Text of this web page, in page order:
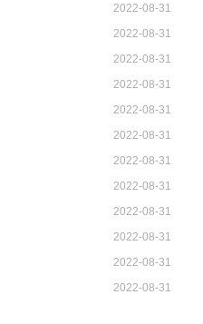
2022-08-31
2022-08-31
2022-08-31
2022-08-31
2022-08-31
2022-08-31
2022-08-31
2022-08-31
2022-08-31
2022-08-31
2022-08-31
2022-08-31